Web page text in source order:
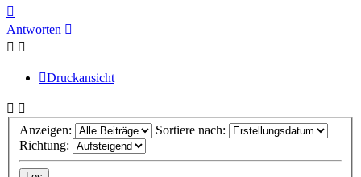
oben
Antworten
Druckansicht
Anzeigen:
Sortiere nach:
Richtung: